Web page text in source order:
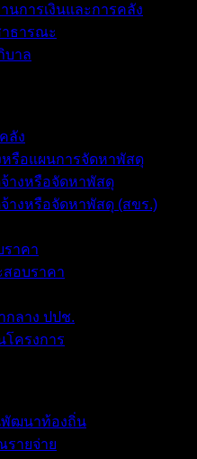
นการเงินและการคลัง
ธารณะ
บาล
ลัง
รือแผนการจัดหาพัสดุ
างหรือจัดหาพัสดุ
างหรือจัดหาพัสดุ (สขร.)
ราคา
อบราคา
กลาง ปปช.
โครงการ
พัฒนาท้องถิ่น
ายจ่าย